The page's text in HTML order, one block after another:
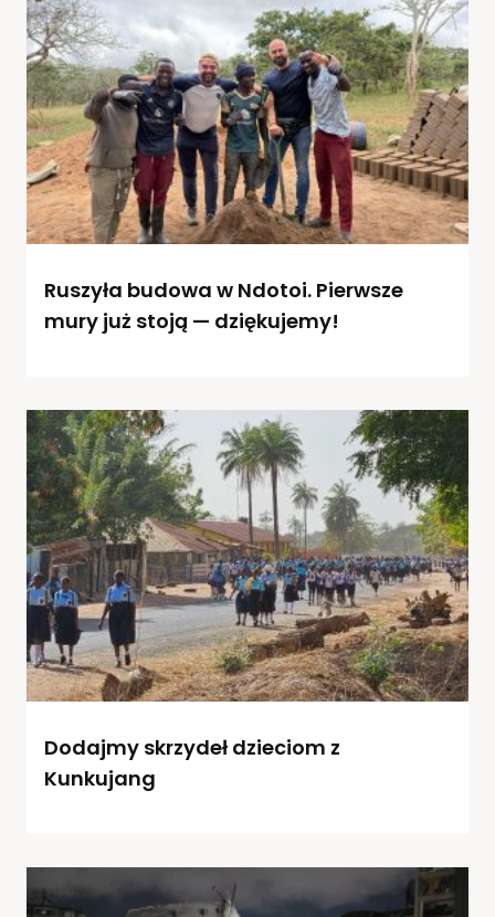
Ruszyła budowa w Ndotoi. Pierwsze
mury już stoją — dziękujemy!
Dodajmy skrzydeł dzieciom z
Kunkujang